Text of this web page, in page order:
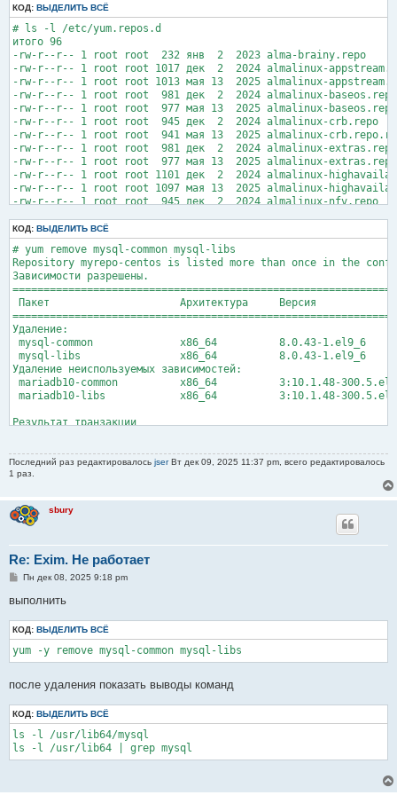
дек 08 19:47:16 tip mysqld[860]: 2025-12-08 19:47:16 173765
дек 08 19:47:17 tip mysqld[860]: 2025-12-08 19:47:17 173766
дек 08 19:50:01 tip mysqld[860]: 2025-12-08 19:50:01 173860
дек 08 19:53:01 tip mysqld[860]: 2025-12-08 19:53:01 173980
дек 08 19:56:02 tip mysqld[860]: 2025-12-08 19:56:02
дек 08 19:59:02 tip mysqld[860]: 2025-12-08 19:59:02
дек 08 20:02:02 tip mysqld[860]: 2025-12-08 20:02:02
lines 1-21/21 (END)
КОД: ВЫДЕЛИТЬ ВСЁ
# ls -l /etc/yum.repos.d
итого 96
-rw-r--r-- 1 root root  232 янв  2  2023 alma-brainy.repo
-rw-r--r-- 1 root root 1017 дек  2  2024 almalinux-
-rw-r--r-- 1 root root 1013 мая 13  2025 almalinux-
-rw-r--r-- 1 root root  981 дек  2  2024 almalinux-baseos.repo
-rw-r--r-- 1 root root  977 мая 13  2025 almalinux-
-rw-r--r-- 1 root root  945 дек  2  2024 almalinux-crb.repo
-rw-r--r-- 1 root root  941 мая 13  2025 almalinux-
-rw-r--r-- 1 root root  981 дек  2  2024 almalinux-extras.repo
-rw-r--r-- 1 root root  977 мая 13  2025 almalinux-
-rw-r--r-- 1 root root 1101 дек  2  2024 almalinux-
-rw-r--r-- 1 root root 1097 мая 13  2025 almalinux-
-rw-r--r-- 1 root root  945 дек  2  2024 almalinux-nfv.repo
-rw-r--r-- 1 root root  957 дек  2  2024 almalinux-plus.repo
-rw-r--r-- 1 root root  953 мая 13  2025 almalinux-
-rw-r--r-- 1 root root 1101 дек  2  2024 almalinux-
-rw-r--r-- 1 root root 1097 мая 13  2025 almalinux-
-rw-r--r-- 1 root root  933 дек  2  2024 almalinux-rt.repo
-rw-r--r-- 1 root root  929 мая 13  2025 almalinux-
-rw-r--r-- 1 root root  993 дек  2  2024 almalinux-
-rw-r--r-- 1 root root  989 мая 13  2025 almalinux-
-rw-r--r-- 1 root root  945 дек  2  2024 almalinux-sap.repo
-rw-r--r-- 1 root root  941 мая 13  2025 almalinux-
-rw-r--r-- 1 root root 1195 дек  2  2024 brainy.repo
КОД: ВЫДЕЛИТЬ ВСЁ
# yum remove mysql-common mysql-libs
Repository myrepo-centos is listed more than once in the
Зависимости разрешены.
Пакет                     Архитектура     Версия
Удаление:
mysql-common              x86_64          8.0.43-1.el9_6
mysql-libs                x86_64          8.0.43-1.el9_6
Удаление неиспользуемых зависимостей:
mariadb10-common          x86_64          3:10.1.48-
mariadb10-libs            x86_64          3:10.1.48-
Результат транзакции
Последний раз редактировалось jserВт дек 09, 2025 11:37 pm, всего редактировалось
1 раз.
sbury
Re: Exim. Не работает
С
о
щ
е
н
и
е
Пн дек 08, 2025 9:18 pm
выполнить
КОД: ВЫДЕЛИТЬ ВСЁ
yum -y remove mysql-common mysql-libs
после удаления показать выводы команд
КОД: ВЫДЕЛИТЬ ВСЁ
ls -l /usr/lib64/mysql
ls -l /usr/lib64 | grep mysql